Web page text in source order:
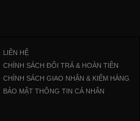
LIÊN HỆ
CHÍNH SÁCH ĐỔI TRẢ & HOÀN TIỀN
CHÍNH SÁCH GIAO NHẬN & KIỂM HÀNG
BẢO MẬT THÔNG TIN CÁ NHÂN